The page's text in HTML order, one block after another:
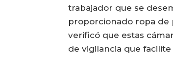
trabajador que se
proporcionado ropa de
verificó que estas
de vigilancia que